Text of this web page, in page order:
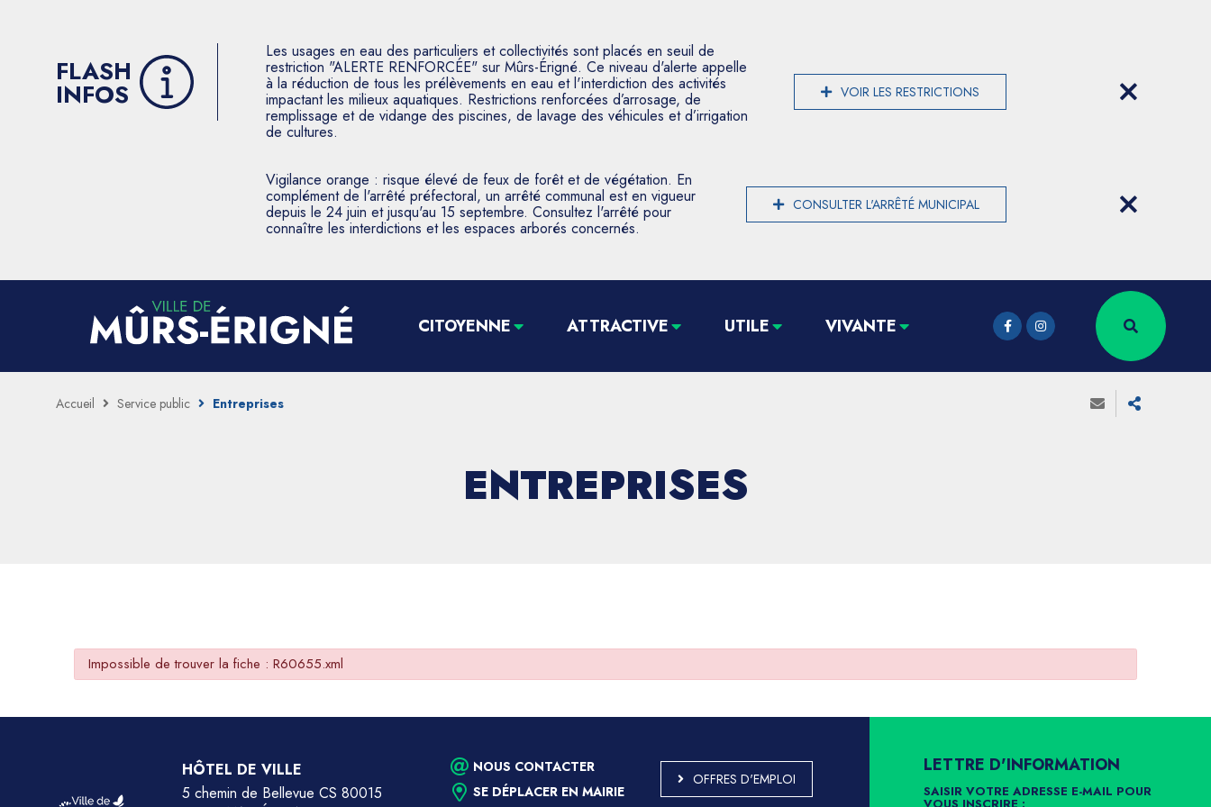
FLASH
INFOS
Les usages en eau des particuliers et collectivités sont placés en seuil de
restriction "ALERTE RENFORCÉE" sur Mûrs-Érigné. Ce niveau d'alerte appelle
à la réduction de tous les prélèvements en eau et l'interdiction des activités
impactant les milieux aquatiques. Restrictions renforcées d’arrosage, de
remplissage et de vidange des piscines, de lavage des véhicules et d’irrigation
de cultures.
VOIR LES RESTRICTIONS
Vigilance orange : risque élevé de feux de forêt et de végétation. En
complément de l'arrêté préfectoral, un arrêté communal est en vigueur
depuis le 24 juin et jusqu'au 15 septembre. Consultez l'arrêté pour
connaître les interdictions et les espaces arborés concernés.
CONSULTER L'ARRÊTÉ MUNICIPAL
CITOYENNE ATTRACTIVE UTILE VIVANTE
Accueil Service public Entreprises
ENTREPRISES
Impossible de trouver la fiche : R60655.xml
HÔTEL DE VILLE
5 chemin de Bellevue CS 80015
NOUS CONTACTER
SE DÉPLACER EN MAIRIE
OFFRES D'EMPLOI
LETTRE D'INFORMATION
SAISIR VOTRE ADRESSE E-MAIL POUR